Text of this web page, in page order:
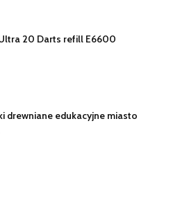
20 Darts refill E6600
drewniane edukacyjne miasto